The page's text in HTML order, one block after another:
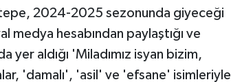
2024-2025 sezonunda giyeceği
medya hesabından paylaştığı ve
yer aldığı 'Miladımız isyan bizim,
'damalı', 'asil' ve 'efsane' isimleriyle